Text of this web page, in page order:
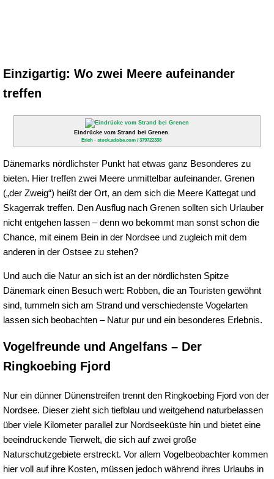
Einzigartig: Wo zwei Meere aufeinander
treffen
Eindrücke vom Strand bei Grenen
Erich - stock.adobe.com / 379722338
Dänemarks nördlichster Punkt hat etwas ganz Besonderes zu
bieten. Hier treffen zwei Meere unmittelbar aufeinander. Grenen
(„der Zweig“) heißt der Ort, an dem sich die Meere Kattegat und
Skagerrak treffen. Den Ausflug nach Grenen sollten sich Urlauber
nicht entgehen lassen – denn wo bekommt man sonst schon die
Chance, mit einem Bein in der Nordsee und zugleich mit dem
anderen in der Ostsee zu stehen?
Und auch die Natur an sich ist an der nördlichsten Spitze
Dänemark einen Besuch wert: Robben, die an Touristen gewöhnt
sind, tummeln sich am Strand und verschiedenste Vogelarten
lassen sich beobachten – Natur pur und ein besonderes Erlebnis.
Vogelfreunde und Angelfans – Der
Ringkoebing Fjord
Nur ein dünner Dünenstreifen trennt den Ringkoebing Fjord von der
Nordsee. Dieser zieht sich tiefblau und weitgehend naturbelassen
über viele Kilometer parallel zur Nordseeküste hin und bietet eine
beeindruckende Tierwelt, die sich auf zwei große
Naturschutzgebiete erstreckt. Vor allem Vogelbeobachter kommen
hier voll auf ihre Kosten, müssen jedoch während ihres Urlaubs in